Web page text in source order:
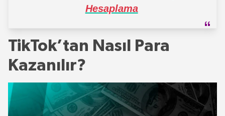
Hesaplama
TikTok’tan Nasıl Para
Kazanılır?